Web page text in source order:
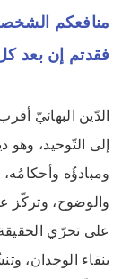
منافعكم
فقدتم إن بعد
الدّين البهائيّ
إلى التّوحيد،
ومبادؤُه وأحكامُه،
والوضوح، وتركّز
على تحرّي الحقيقة،
بنقاء الوجدان،